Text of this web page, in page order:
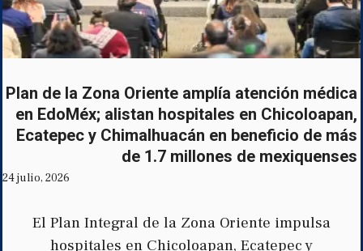
Plan de la Zona Oriente amplía atención médica
en EdoMéx; alistan hospitales en Chicoloapan,
Ecatepec y Chimalhuacán en beneficio de más
de 1.7 millones de mexiquenses
24 julio, 2026
El Plan Integral de la Zona Oriente impulsa
hospitales en Chicoloapan, Ecatepec y